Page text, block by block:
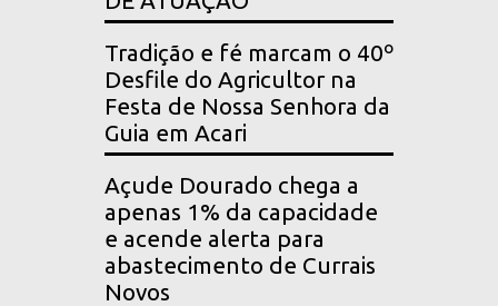
Tradição e fé marcam o 40º
Desfile do Agricultor na
Festa de Nossa Senhora da
Guia em Acari
Açude Dourado chega a
apenas 1% da capacidade
e acende alerta para
abastecimento de Currais
Novos